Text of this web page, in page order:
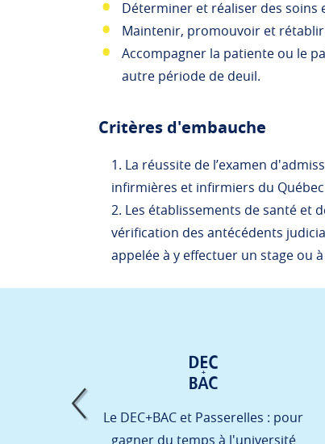
Déterminer et réaliser des soins
Maintenir, promouvoir et rétablir
Accompagner la patiente ou le
autre période de deuil.
Critères d'embauche
La réussite de l’examen
infirmières et infirmiers du Québec
Les établissements de santé et
vérification des antécédents
appelée à y effectuer un stage ou
comme
Le DEC+BAC et Passerelles : pour
gagner du temps à l'université